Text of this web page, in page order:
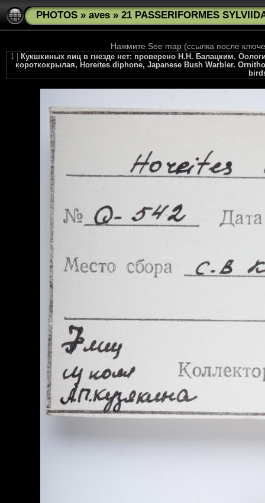
PHOTOS » aves » 21 PASSERIFORMES
Нажмите See map (ссылка после
1 |
Кукшкиных яиц в гнезде нет: проверено Н.Н. Балацким.
короткокрылая, Horeites diphone, Japanese Bush Warbler.